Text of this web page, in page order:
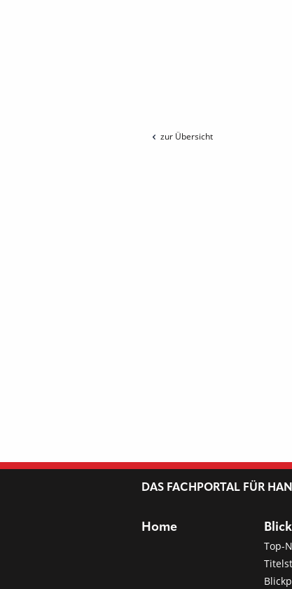
zur Übersicht
DAS FACHPORTAL FÜR
Home
Top-